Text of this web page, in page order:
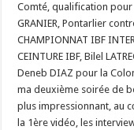
Comté, qualification pour
GRANIER, Pontarlier
CHAMPIONNAT IBF
CEINTURE IBF, Bilel
Deneb DIAZ pour la
ma deuxième soirée de
plus impressionnant, au
la 1ère vidéo, les